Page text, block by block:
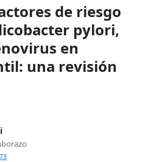
de riesgo
pylori,
en
una revisión